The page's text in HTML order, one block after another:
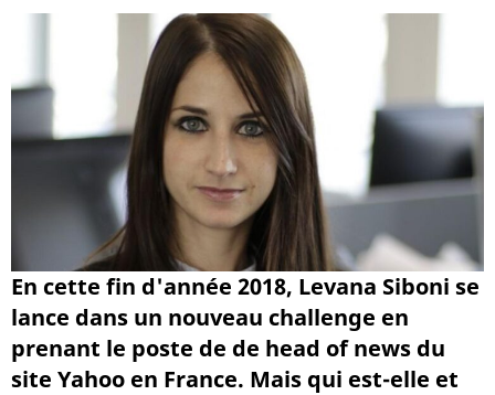
En cette fin d'année 2018, Levana Siboni se
lance dans un nouveau challenge en
prenant le poste de de head of news du
site Yahoo en France. Mais qui est-elle et